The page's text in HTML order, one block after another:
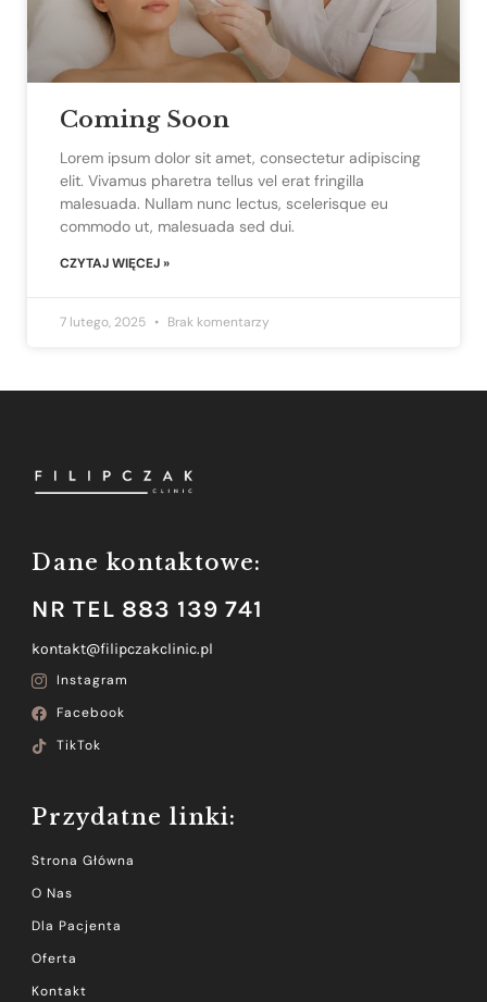
Coming Soon
Lorem ipsum dolor sit amet, consectetur adipiscing
elit. Vivamus pharetra tellus vel erat fringilla
malesuada. Nullam nunc lectus, scelerisque eu
commodo ut, malesuada sed dui.
CZYTAJ WIĘCEJ »
7 lutego, 2025 Brak komentarzy
Dane kontaktowe:
NR TEL 883 139 741
kontakt@filipczakclinic.pl
Instagram
Facebook
TikTok
Przydatne linki:
Strona Główna
O Nas
Dla Pacjenta
Oferta
Kontakt